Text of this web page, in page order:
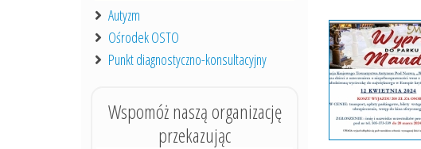
Autyzm
Ośrodek OSTO
Punkt diagnostyczno-konsultacyjny
Wspomóż naszą organizację
przekazując